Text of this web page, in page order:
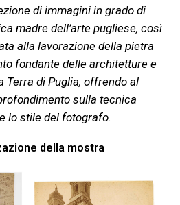
di immagini in grado di
madre dell’arte pugliese, così
alla lavorazione della pietra
fondante delle architetture e
Terra di Puglia, offrendo al
sulla tecnica
lo stile del fotografo.
della mostra